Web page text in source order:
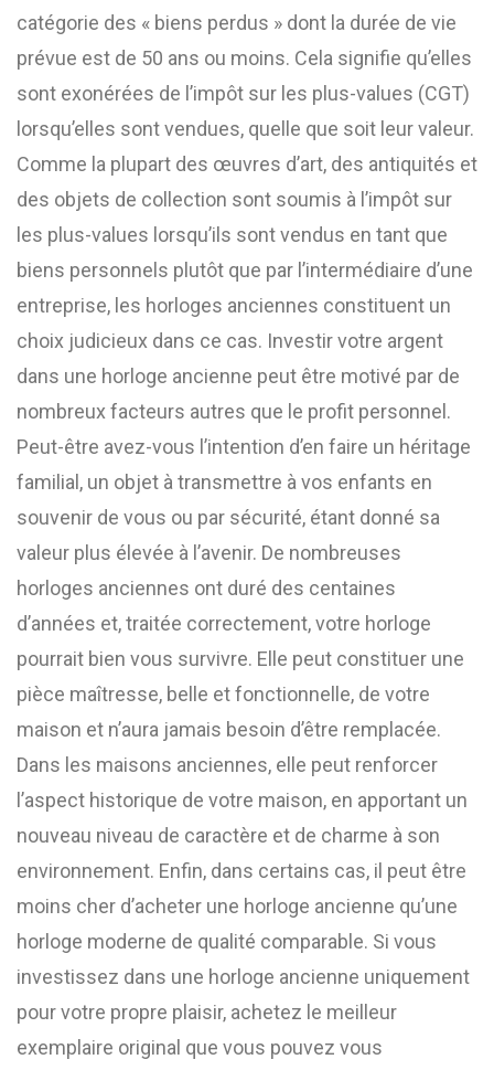
catégorie des « biens perdus » dont la durée de vie
prévue est de 50 ans ou moins. Cela signifie qu’elles
sont exonérées de l’impôt sur les plus-values (CGT)
lorsqu’elles sont vendues, quelle que soit leur valeur.
Comme la plupart des œuvres d’art, des antiquités et
des objets de collection sont soumis à l’impôt sur
les plus-values lorsqu’ils sont vendus en tant que
biens personnels plutôt que par l’intermédiaire d’une
entreprise, les horloges anciennes constituent un
choix judicieux dans ce cas. Investir votre argent
dans une horloge ancienne peut être motivé par de
nombreux facteurs autres que le profit personnel.
Peut-être avez-vous l’intention d’en faire un héritage
familial, un objet à transmettre à vos enfants en
souvenir de vous ou par sécurité, étant donné sa
valeur plus élevée à l’avenir. De nombreuses
horloges anciennes ont duré des centaines
d’années et, traitée correctement, votre horloge
pourrait bien vous survivre. Elle peut constituer une
pièce maîtresse, belle et fonctionnelle, de votre
maison et n’aura jamais besoin d’être remplacée.
Dans les maisons anciennes, elle peut renforcer
l’aspect historique de votre maison, en apportant un
nouveau niveau de caractère et de charme à son
environnement. Enfin, dans certains cas, il peut être
moins cher d’acheter une horloge ancienne qu’une
horloge moderne de qualité comparable. Si vous
investissez dans une horloge ancienne uniquement
pour votre propre plaisir, achetez le meilleur
exemplaire original que vous pouvez vous